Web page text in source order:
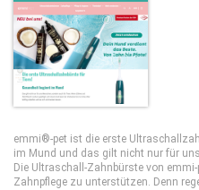
emmi®-pet ist die erste
im Mund und das gilt nicht nur für
Die Ultraschall-Zahnbürste von
Zahnpflege zu unterstützen. Denn